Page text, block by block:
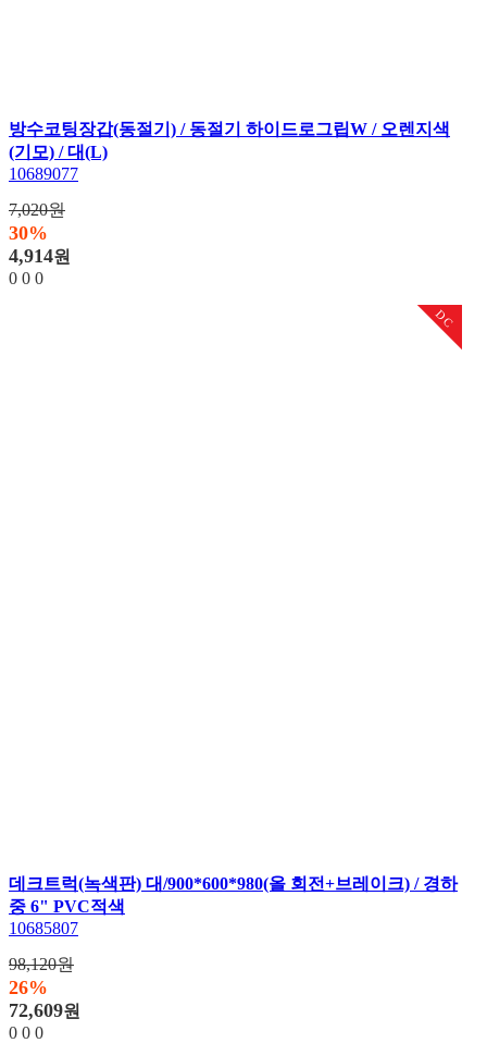
방수코팅장갑(동절기) / 동절기 하이드로그립W / 오렌지색
(기모) / 대(L)
10689077
7,020원
30%
4,914원
0 0 0
DC
데크트럭(녹색판) 대/900*600*980(올 회전+브레이크) / 경하
중 6" PVC적색
10685807
98,120원
26%
72,609원
0 0 0